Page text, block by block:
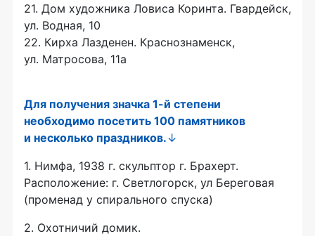
21. Дом художника Ловиса Коринта. Гвардейск,
ул. Водная, 10
22. Кирха Лазденен. Краснознаменск,
ул. Матросова, 11а
Для получения значка 1-й степени
необходимо посетить 100 памятников
и несколько праздников.↓
1. Нимфа, 1938 г. скульптор г. Брахерт.
Расположение: г. Светлогорск, ул Береговая
(променад у спирального спуска)
2. Охотничий домик.